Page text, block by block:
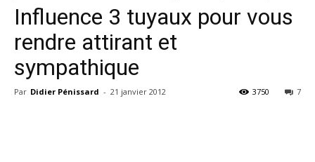
Influence 3 tuyaux pour vous
rendre attirant et
sympathique
Par Didier Pénissard - 21 janvier 2012 7
3750